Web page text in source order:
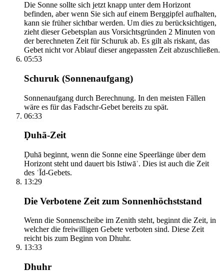
Die Sonne sollte sich jetzt knapp unter dem Horizont
befinden, aber wenn Sie sich auf einem Berggipfel aufhalten,
kann sie früher sichtbar werden. Um dies zu berücksichtigen,
zieht dieser Gebetsplan aus Vorsichtsgründen 2 Minuten von
der berechneten Zeit für Schuruk ab. Es gilt als riskant, das
Gebet nicht vor Ablauf dieser angepassten Zeit abzuschließen.
05:53
Schuruk (Sonnenaufgang)
Sonnenaufgang durch Berechnung. In den meisten Fällen
wäre es für das Fadschr-Gebet bereits zu spät.
06:33
Ḍuhā-Zeit
Ḍuhā beginnt, wenn die Sonne eine Speerlänge über dem
Horizont steht und dauert bis Istiwāʾ. Dies ist auch die Zeit
des ʿĪd-Gebets.
13:29
Die Verbotene Zeit zum Sonnenhöchststand
Wenn die Sonnenscheibe im Zenith steht, beginnt die Zeit, in
welcher die freiwilligen Gebete verboten sind. Diese Zeit
reicht bis zum Beginn von Dhuhr.
13:33
Dhuhr